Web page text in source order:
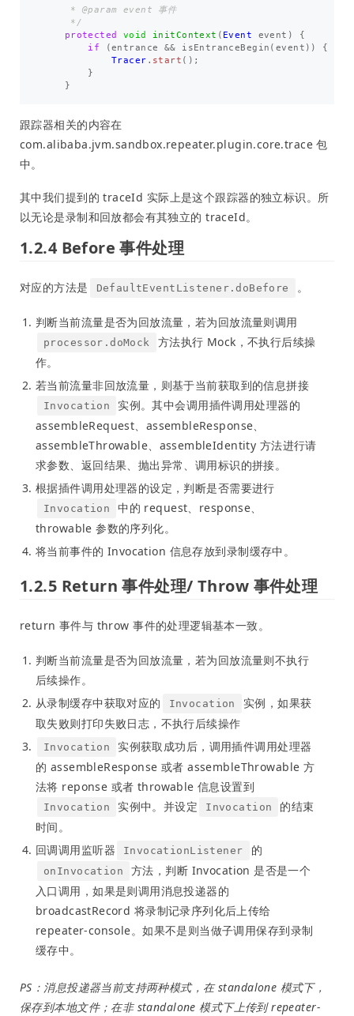
     * @param event 事件
     */
protected
void initContext ( Event event )
{
if
(entrance && isEntranceBegin ( event ))
{
Tracer . start ();
}
}
跟踪器相关的内容在
com.alibaba.jvm.sandbox.repeater.plugin.core.trace 包
中。
其中我们提到的 traceId 实际上是这个跟踪器的独立标识。所
以无论是录制和回放都会有其独立的 traceId。
1.2.4 Before 事件处理
对应的方法是 DefaultEventListener.doBefore 。
判断当前流量是否为回放流量，若为回放流量则调用
processor.doMock
方法执行 Mock，不执行后续操
作。
若当前流量非回放流量，则基于当前获取到的信息拼接
Invocation
实例。其中会调用插件调用处理器的
assembleRequest、assembleResponse、
assembleThrowable、assembleIdentity 方法进行请
求参数、返回结果、抛出异常、调用标识的拼接。
根据插件调用处理器的设定，判断是否需要进行
Invocation
中的 request、response、
throwable 参数的序列化。
将当前事件的 Invocation 信息存放到录制缓存中。
1.2.5 Return 事件处理/ Throw 事件处理
return 事件与 throw 事件的处理逻辑基本一致。
判断当前流量是否为回放流量，若为回放流量则不执行
后续操作。
从录制缓存中获取对应的
Invocation
实例，如果获
取失败则打印失败日志，不执行后续操作
Invocation
实例获取成功后，调用插件调用处理器
的 assembleResponse 或者 assembleThrowable 方
法将 reponse 或者 throwable 信息设置到
Invocation 实例中。并设定 Invocation
的结束
时间。
回调调用监听器
InvocationListener 的
onInvocation
方法，判断 Invocation 是否是一个
入口调用，如果是则调用消息投递器的
broadcastRecord 将录制记录序列化后上传给
repeater-console。如果不是则当做子调用保存到录制
缓存中。
PS：消息投递器当前支持两种模式，在 standalone 模式下，
保存到本地文件；在非 standalone 模式下上传到 repeater-